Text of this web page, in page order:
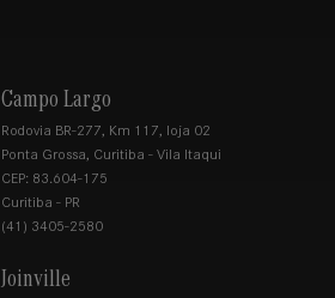
Campo Largo
Rodovia BR-277, Km 117, loja 02
Ponta Grossa, Curitiba - Vila Itaqui
CEP: 83.604-175
Curitiba - PR
(41) 3405-2580
Joinville